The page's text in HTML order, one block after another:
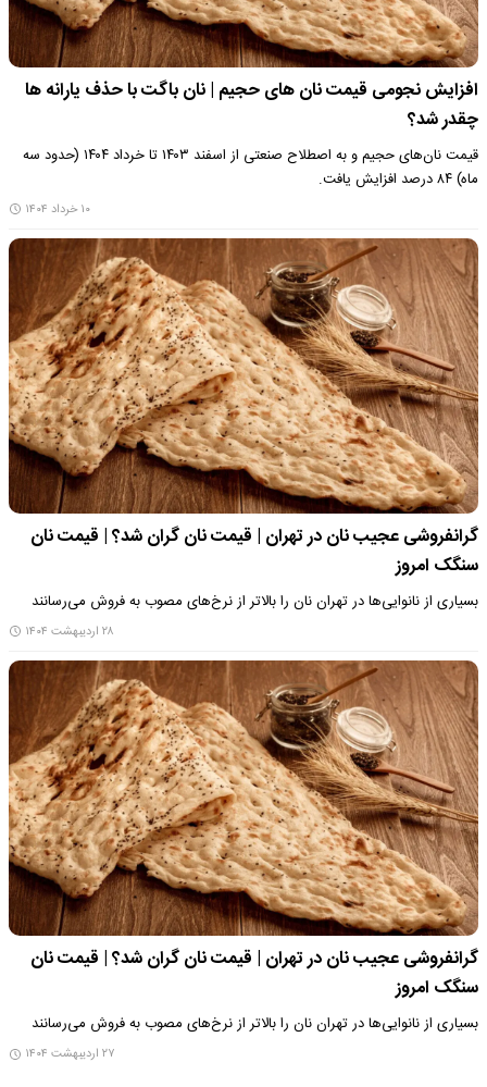
افزایش نجومی قیمت نان‌ های حجیم | نان باگت با حذف یارانه ها
چقدر شد؟
قیمت نان‌های حجیم و به اصطلاح صنعتی از اسفند ۱۴۰۳ تا خرداد ۱۴۰۴ (حدود سه
ماه) ۸۴ درصد افزایش یافت.
۱۰ خرداد ۱۴۰۴
گرانفروشی عجیب نان در تهران | قیمت نان گران شد؟ | قیمت نان
سنگک امروز
بسیاری از نانوایی‌ها در تهران نان را بالاتر از نرخ‌های مصوب به فروش می‌رسانند
۲۸ اردیبهشت ۱۴۰۴
گرانفروشی عجیب نان در تهران | قیمت نان گران شد؟ | قیمت نان
سنگک امروز
بسیاری از نانوایی‌ها در تهران نان را بالاتر از نرخ‌های مصوب به فروش می‌رسانند
۲۷ اردیبهشت ۱۴۰۴